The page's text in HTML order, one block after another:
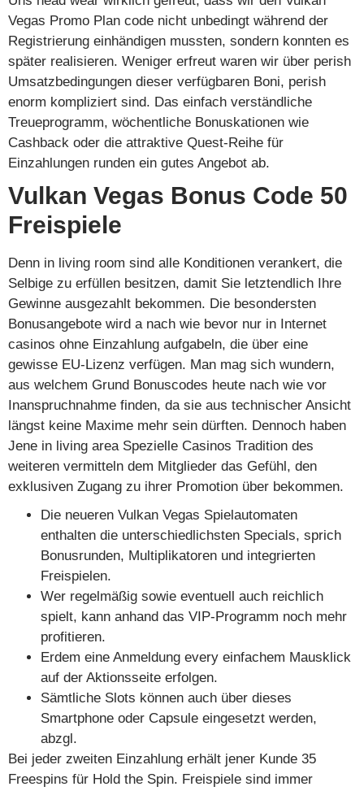
Vegas Promo Plan code nicht unbedingt während der
Registrierung einhändigen mussten, sondern konnten es
später realisieren. Weniger erfreut waren wir über perish
Umsatzbedingungen dieser verfügbaren Boni, perish
enorm kompliziert sind. Das einfach verständliche
Treueprogramm, wöchentliche Bonuskationen wie
Cashback oder die attraktive Quest-Reihe für
Einzahlungen runden ein gutes Angebot ab.
Vulkan Vegas Bonus Code 50
Freispiele
Denn in living room sind alle Konditionen verankert, die
Selbige zu erfüllen besitzen, damit Sie letztendlich Ihre
Gewinne ausgezahlt bekommen. Die besondersten
Bonusangebote wird a nach wie bevor nur in Internet
casinos ohne Einzahlung aufgabeln, die über eine
gewisse EU-Lizenz verfügen. Man mag sich wundern,
aus welchem Grund Bonuscodes heute nach wie vor
Inanspruchnahme finden, da sie aus technischer Ansicht
längst keine Maxime mehr sein dürften. Dennoch haben
Jene in living area Spezielle Casinos Tradition des
weiteren vermitteln dem Mitglieder das Gefühl, den
exklusiven Zugang zu ihrer Promotion über bekommen.
Die neueren Vulkan Vegas Spielautomaten
enthalten die unterschiedlichsten Specials, sprich
Bonusrunden, Multiplikatoren und integrierten
Freispielen.
Wer regelmäßig sowie eventuell auch reichlich
spielt, kann anhand das VIP-Programm noch mehr
profitieren.
Erdem eine Anmeldung every einfachem Mausklick
auf der Aktionsseite erfolgen.
Sämtliche Slots können auch über dieses
Smartphone oder Capsule eingesetzt werden,
abzgl.
Bei jeder zweiten Einzahlung erhält jener Kunde 35
Freespins für Hold the Spin. Freispiele sind immer